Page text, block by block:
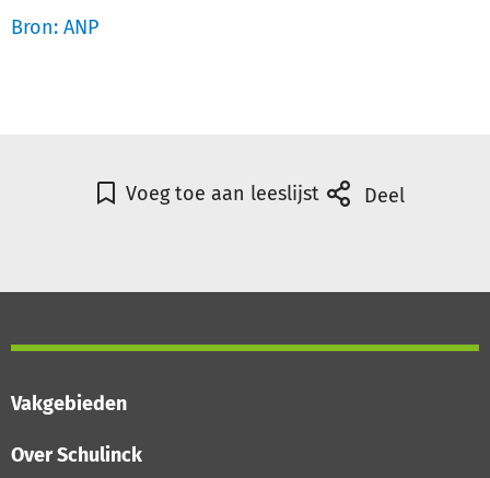
Bron: ANP
Voeg toe aan leeslijst Deel
Vakgebieden
Over Schulinck